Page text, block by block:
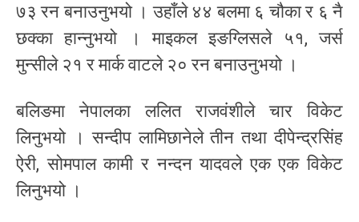
७३ रन बनाउनुभयो । उहाँले ४४ बलमा ६ चौका र ६ नै
छक्का हान्नुभयो । माइकल इङग्लिसले ५१, जर्स
मुन्सीले २१ र मार्क वाटले २० रन बनाउनुभयो ।
बलिङमा नेपालका ललित राजवंशीले चार विकेट
लिनुभयो । सन्दीप लामिछानेले तीन तथा दीपेन्द्रसिंह
ऐरी, सोमपाल कामी र नन्दन यादवले एक एक विकेट
लिनुभयो ।